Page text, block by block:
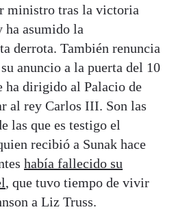
ministro tras la victoria
ha asumido la
derrota. También renuncia
anuncio a la puerta del 10
ha dirigido al Palacio de
al rey Carlos III. Son las
las que es testigo el
recibió a Sunak hace
había fallecido su
, que tuvo tiempo de vivir
a Liz Truss.